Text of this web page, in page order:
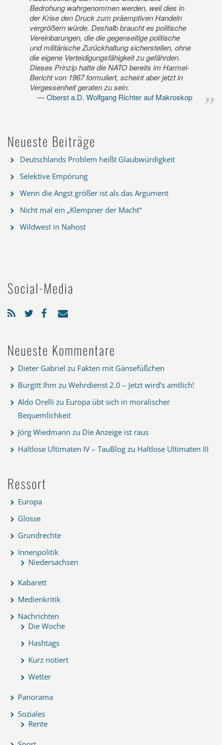
Bedrohung wahrgenommen werden, weil dies in
der Krise den Druck zum präemptiven Handeln
vergrößern würde. Deshalb braucht es politische
Vereinbarungen, die die gegenseitige politische
und militärische Zurückhaltung sicherstellen, ohne
die eigene Verteidigungsfähigkeit zu gefährden.
Dieses Prinzip hatte die NATO bereits im Harmel-
Bericht von 1967 formuliert, scheint aber jetzt in
Vergessenheit geraten zu sein.
Oberst a.D. Wolfgang Richter auf Makroskop
Neueste Beiträge
Deutschlands Problem heißt Glaubwürdigkeit
Selektive Empörung
Wenn die Angst größer ist als das Argument
Nicht mal ein „Klempner der Macht“
Wildwest in Nahost
Social-Media
Neueste Kommentare
Dieter Gabriel zu Fakten mit Gänsefüßchen
Burgitt Ihm zu Wehrdienst 2.0 – Jetzt wird’s amtlich!
Aldo Orelli zu Europa übt sich in moralischer
Bequemlichkeit
Jörg Wiedmann zu Die Anzeige ist raus
Haltlose Ultimaten IV – TauBlog zu Haltlose Ultimaten III
Ressort
Europa
Glosse
Grundrechte
Innenpolitik
Niedersachsen
Kabarett
Medienkritik
Nachrichten
Die Woche
Hashtags
Kurz notiert
Wetter
Panorama
Soziales
Rente